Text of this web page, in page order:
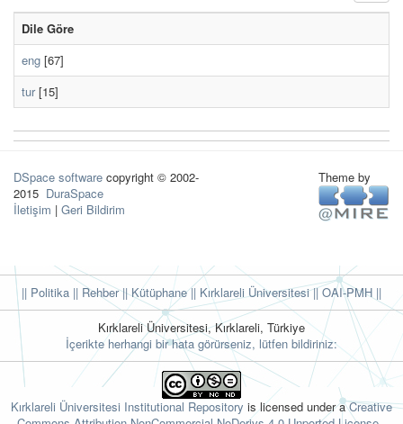
Dile Göre
eng [67]
tur[15]
DSpace software copyright © 2002-
2015 DuraSpace
İletişim | Geri Bildirim
Theme by
|| Politika || Rehber|| Kütüphane|| Kırklareli Üniversitesi ||OAI-PMH ||
Kırklareli Üniversitesi, Kırklareli, Türkiye
İçerikte herhangi bir hata görürseniz, lütfen bildiriniz:
Kırklareli Üniversitesi Institutional Repository is licensed under aCreative